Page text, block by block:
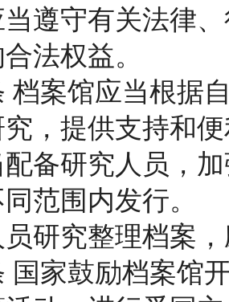
遵守有关法律
法权益。
档案馆应当根据
，提供支持和
备研究人员，
范围内发行。
研究整理档案
国家鼓励档案馆